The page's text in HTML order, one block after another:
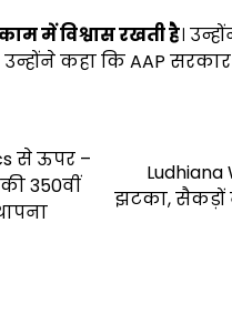
में विश्वास रखती है।
कहा कि AAP
से ऊपर –
350वीं
झटका, सैकड़ों